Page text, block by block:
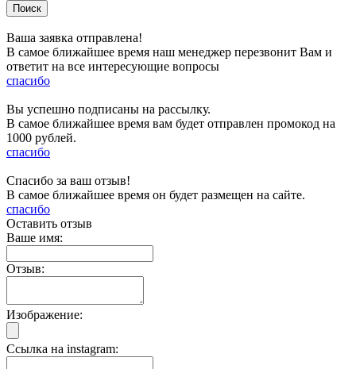
Ваша заявка отправлена!
В самое ближайшее время наш менеджер перезвонит Вам и
ответит на все интересующие вопросы
спасибо
Вы успешно подписаны на рассылку.
В самое ближайшее время вам будет отправлен промокод на
1000 рублей.
спасибо
Спасибо за ваш отзыв!
В самое ближайшее время он будет размещен на сайте.
спасибо
Оставить отзыв
Ваше имя:
Отзыв:
Изображение:
Ссылка на instagram: